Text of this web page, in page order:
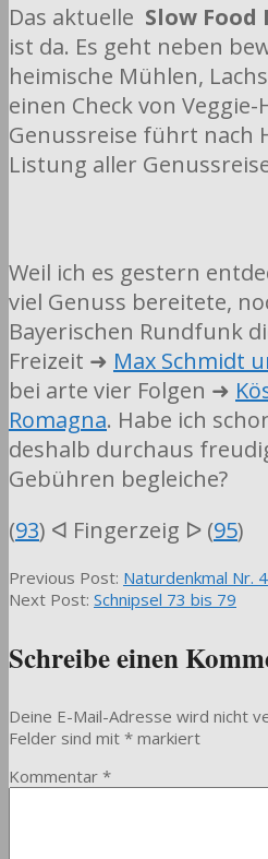
Das aktuelle Slow Food
ist da. Es geht neben
heimische Mühlen,
einen Check von Veggie-
Genussreise führt nach
Listung aller
Weil ich es gestern
viel Genuss bereitete,
Bayerischen Rundfunk
Freizeit ➜ Max Schmidt
bei arte vier Folgen ➜
Romagna. Habe ich
deshalb durchaus
Gebühren begleiche?
(93) ᐊ Fingerzeig ᐅ (95)
2025-
10-
Previous Post: Naturdenkmal Nr.
Next Post: Schnipsel 73 bis 79
Schreibe einen
Deine E-Mail-Adresse wird nicht
Felder sind mit * markiert
Kommentar *